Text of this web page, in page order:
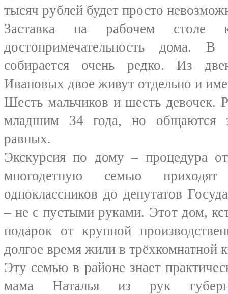
тысяч рублей будет просто
Заставка на рабочем столе
достопримечательность дома.
собирается очень редко. Из
Ивановых двое живут отдельно и
Шесть мальчиков и шесть девочек.
младшим 34 года, но общаются
равных.
Экскурсия по дому – процедура
многодетную семью
одноклассников до депутатов
– не с пустыми руками. Этот дом,
подарок от крупной
долгое время жили в трёхкомнатной
Эту семью в районе знает
мама Наталья из рук